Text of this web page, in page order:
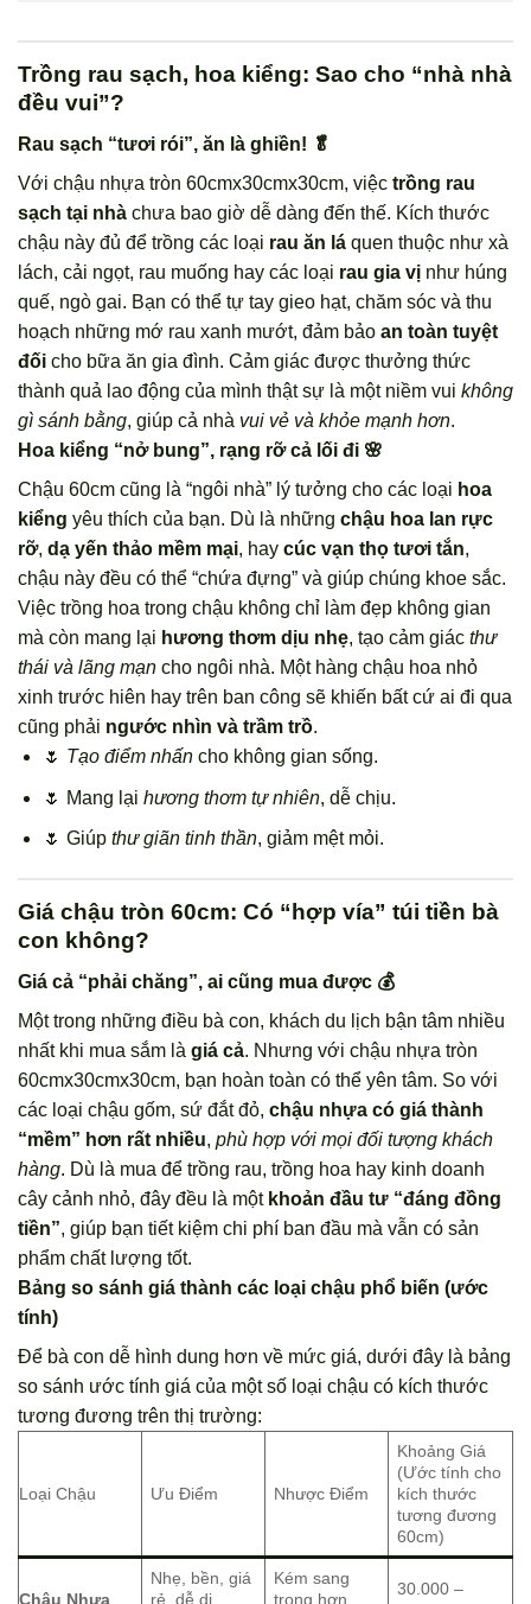
Trồng rau sạch, hoa kiểng: Sao cho “nhà nhà
đều vui”?
Rau sạch “tươi rói”, ăn là ghiền! 🥬
Với chậu nhựa tròn 60cmx30cmx30cm, việc trồng rau
sạch tại nhà chưa bao giờ dễ dàng đến thế. Kích thước
chậu này đủ để trồng các loại rau ăn lá quen thuộc như xà
lách, cải ngọt, rau muống hay các loại rau gia vị như húng
quế, ngò gai. Bạn có thể tự tay gieo hạt, chăm sóc và thu
hoạch những mớ rau xanh mướt, đảm bảo an toàn tuyệt
đối cho bữa ăn gia đình. Cảm giác được thưởng thức
thành quả lao động của mình thật sự là một niềm vui không
gì sánh bằng, giúp cả nhà vui vẻ và khỏe mạnh hơn.
Hoa kiểng “nở bung”, rạng rỡ cả lối đi 🌸
Chậu 60cm cũng là “ngôi nhà” lý tưởng cho các loại hoa
kiểng yêu thích của bạn. Dù là những chậu hoa lan rực
rỡ, dạ yến thảo mềm mại, hay cúc vạn thọ tươi tắn,
chậu này đều có thể “chứa đựng” và giúp chúng khoe sắc.
Việc trồng hoa trong chậu không chỉ làm đẹp không gian
mà còn mang lại hương thơm dịu nhẹ, tạo cảm giác thư
thái và lãng mạn cho ngôi nhà. Một hàng chậu hoa nhỏ
xinh trước hiên hay trên ban công sẽ khiến bất cứ ai đi qua
cũng phải ngước nhìn và trầm trồ.
🌷 Tạo điểm nhấncho không gian sống.
🌷 Mang lại hương thơm tự nhiên, dễ chịu.
🌷 Giúp thư giãn tinh thần, giảm mệt mỏi.
Giá chậu tròn 60cm: Có “hợp vía” túi tiền bà
con không?
Giá cả “phải chăng”, ai cũng mua được 💰
Một trong những điều bà con, khách du lịch bận tâm nhiều
nhất khi mua sắm là giá cả. Nhưng với chậu nhựa tròn
60cmx30cmx30cm, bạn hoàn toàn có thể yên tâm. So với
các loại chậu gốm, sứ đắt đỏ, chậu nhựa có giá thành
“mềm” hơn rất nhiều, phù hợp với mọi đối tượng khách
hàng. Dù là mua để trồng rau, trồng hoa hay kinh doanh
cây cảnh nhỏ, đây đều là một khoản đầu tư “đáng đồng
tiền”, giúp bạn tiết kiệm chi phí ban đầu mà vẫn có sản
phẩm chất lượng tốt.
Bảng so sánh giá thành các loại chậu phổ biến (ước
tính)
Để bà con dễ hình dung hơn về mức giá, dưới đây là bảng
so sánh ước tính giá của một số loại chậu có kích thước
tương đương trên thị trường:
Loại Chậu Ưu Điểm Nhược Điểm
Khoảng Giá
(Ước tính cho
kích thước
tương đương
60cm)
Chậu Nhựa
Nhẹ, bền, giá
rẻ, dễ di
Kém sang
trọng hơn
30.000 –